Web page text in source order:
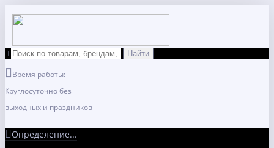
Время работы:
Круглосуточно без
выходных и праздников
Определение...